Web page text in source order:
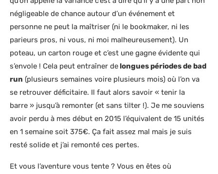
négligeable de chance autour d’un événement et
personne ne peut la maîtriser (ni le bookmaker, ni les
parieurs pros, ni vous, ni moi malheureusement). Un
poteau, un carton rouge et c’est une gagne évidente qui
s’envole ! Cela peut entraîner de longues périodes de bad
run (plusieurs semaines voire plusieurs mois) où l’on va
se retrouver déficitaire. Il faut alors savoir « tenir la
barre » jusqu’à remonter (et sans tilter !). Je me souviens
avoir perdu à mes début en 2015 l’équivalent de 15 unités
en 1 semaine soit 375€. Ça fait assez mal mais je suis
resté solide et j’ai remonté ces pertes.
Et vous l’aventure vous tente ? Vous en êtes où